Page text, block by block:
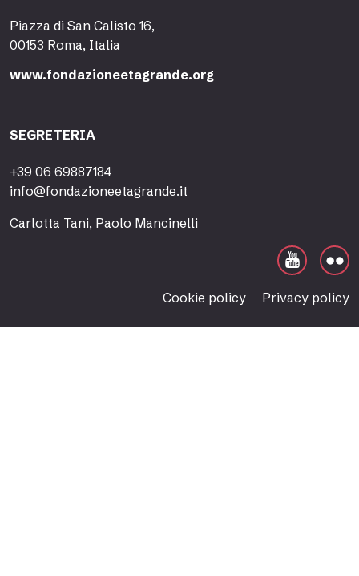
Piazza di San Calisto 16,
00153 Roma, Italia
www.fondazioneetagrande.org
SEGRETERIA
+39 06 69887184
info@fondazioneetagrande.it
Carlotta Tani, Paolo Mancinelli
Cookie policy Privacy policy